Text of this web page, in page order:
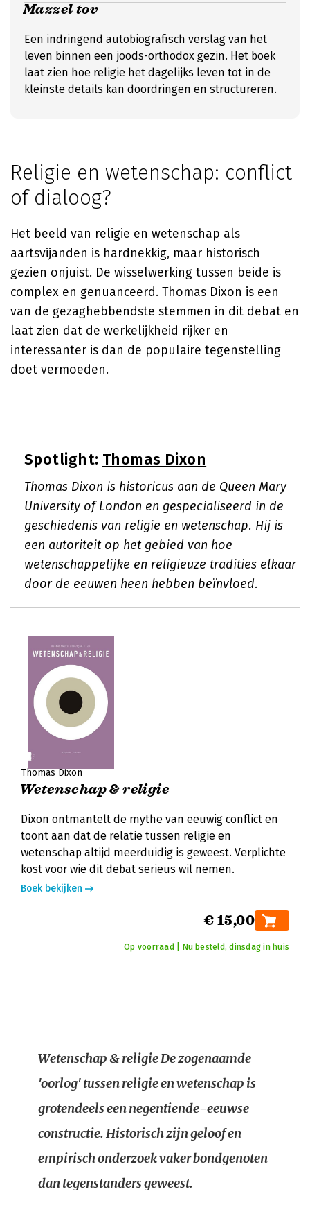
Mazzel tov
Een indringend autobiografisch verslag van het
leven binnen een joods-orthodox gezin. Het boek
laat zien hoe religie het dagelijks leven tot in de
kleinste details kan doordringen en structureren.
Religie en wetenschap: conflict
of dialoog?
Het beeld van religie en wetenschap als
aartsvijanden is hardnekkig, maar historisch
gezien onjuist. De wisselwerking tussen beide is
complex en genuanceerd. Thomas Dixon is een
van de gezaghebbendste stemmen in dit debat en
laat zien dat de werkelijkheid rijker en
interessanter is dan de populaire tegenstelling
doet vermoeden.
Spotlight: Thomas Dixon
Thomas Dixon is historicus aan de Queen Mary
University of London en gespecialiseerd in de
geschiedenis van religie en wetenschap. Hij is
een autoriteit op het gebied van hoe
wetenschappelijke en religieuze tradities elkaar
door de eeuwen heen hebben beïnvloed.
Thomas Dixon
Wetenschap & religie
Dixon ontmantelt de mythe van eeuwig conflict en
toont aan dat de relatie tussen religie en
wetenschap altijd meerduidig is geweest. Verplichte
kost voor wie dit debat serieus wil nemen.
Boek bekijken
€ 15,00
Op voorraad | Nu besteld, dinsdag in huis
Wetenschap & religieDe zogenaamde
'oorlog' tussen religie en wetenschap is
grotendeels een negentiende-eeuwse
constructie. Historisch zijn geloof en
empirisch onderzoek vaker bondgenoten
dan tegenstanders geweest.